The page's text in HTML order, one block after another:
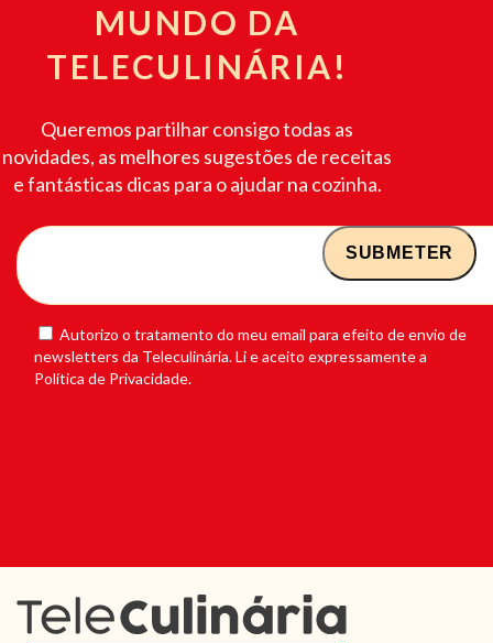
MUNDO DA
TELECULINÁRIA!
Queremos partilhar consigo todas as
novidades, as melhores sugestões de receitas
e fantásticas dicas para o ajudar na cozinha.
Autorizo o tratamento do meu email para efeito de envio de
newsletters da Teleculinária. Li e aceito expressamente a
Política de Privacidade.